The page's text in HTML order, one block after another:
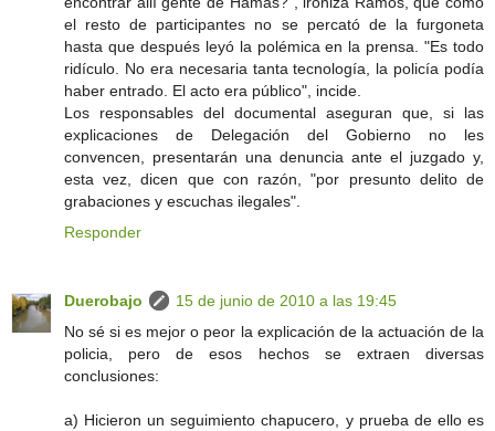
el resto de participantes no se percató de la furgoneta
hasta que después leyó la polémica en la prensa. "Es todo
ridículo. No era necesaria tanta tecnología, la policía podía
haber entrado. El acto era público", incide.
Los responsables del documental aseguran que, si las
explicaciones de Delegación del Gobierno no les
convencen, presentarán una denuncia ante el juzgado y,
esta vez, dicen que con razón, "por presunto delito de
grabaciones y escuchas ilegales".
Responder
Duerobajo
15 de junio de 2010 a las 19:45
No sé si es mejor o peor la explicación de la actuación de la
policia, pero de esos hechos se extraen diversas
conclusiones:
a) Hicieron un seguimiento chapucero, y prueba de ello es